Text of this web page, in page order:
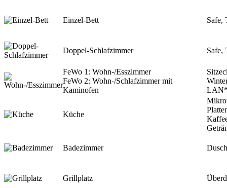
Einzel-Bett Safe,
Doppel-Schlafzimmer Safe,
FeWo 1: Wohn-/Esszimmer
FeWo 2: Wohn-/Schlafzimmer mit
Kaminofen
Küche
Badezimmer
Grillplatz